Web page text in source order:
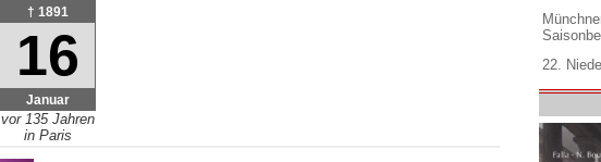
† 1891
16
Januar
vor 135 Jahren
in Paris
22.